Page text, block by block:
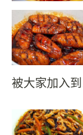
被大家加入